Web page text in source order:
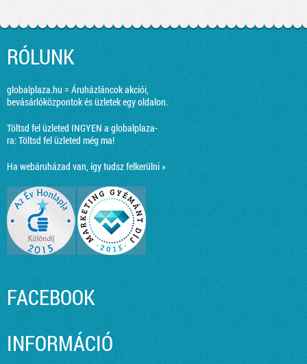
RÓLUNK
globalplaza.hu = Áruházláncok akciói,
bevásárlóközpontok és üzletek egy oldalon.
Töltsd fel üzleted INGYEN a globalplaza-
ra:Töltsd fel üzleted még ma!
Ha webáruházad van, így tudsz felkerülni »
FACEBOOK
INFORMÁCIÓ